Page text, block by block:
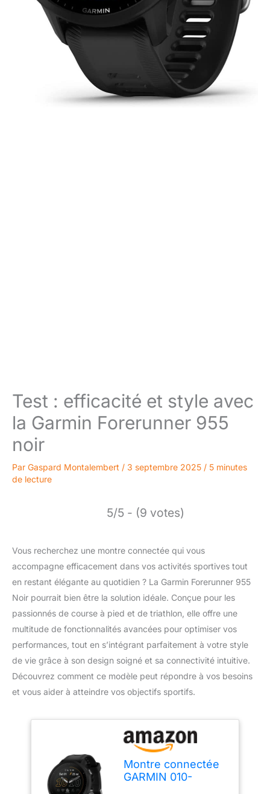
Test : efficacité et style avec
la Garmin Forerunner 955
noir
Par Gaspard Montalembert / 3 septembre 2025 / 5 minutes
de lecture
5/5 - (9 votes)
Vous recherchez une montre connectée qui vous
accompagne efficacement dans vos activités sportives tout
en restant élégante au quotidien ? La Garmin Forerunner 955
Noir pourrait bien être la solution idéale. Conçue pour les
passionnés de course à pied et de triathlon, elle offre une
multitude de fonctionnalités avancées pour optimiser vos
performances, tout en s’intégrant parfaitement à votre style
de vie grâce à son design soigné et sa connectivité intuitive.
Découvrez comment ce modèle peut répondre à vos besoins
et vous aider à atteindre vos objectifs sportifs.
Montre connectée
GARMIN 010-